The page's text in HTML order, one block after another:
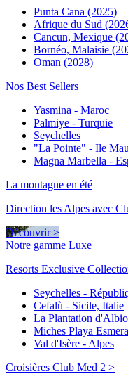
Punta Cana (2025)
Afrique du Sud
Cancun, Mexique
Bornéo, Malaisie
Oman (2028)
Nos Best Sellers
Yasmina - Maroc
Palmiye - Turquie
Seychelles
"La Pointe" - Ile
Magna Marbella -
La montagne en été
Direction les Alpes avec
Découvrir >
Notre gamme Luxe
Resorts Exclusive
Seychelles -
Cefalù - Sicile, Italie
La Plantation
Miches Playa
Val d'Isère - Alpes
Croisières Club Med 2 >